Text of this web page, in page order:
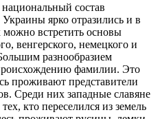
состав
ярко отразились и в
встретить основы
венгерского, немецкого и
разнообразием
фамилии. Это
проживают представители
Среди них западные славяне
кто переселился из земель